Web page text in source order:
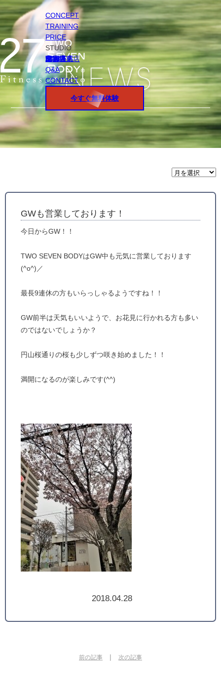
CONCEPT
TRAINING
PRICE
STUDIO
円山店
白石店
桑園店
北18条店
宮の沢店
環状通東店
STAFF
Q&A
CONTACT
今すぐ無料体験
月
間
ー
GWも営業しております！
今日からGW！！
TWO SEVEN BODYはGW中も元気に営業しております
(^o^)／
最長9連休の方もいらっしゃるようですね！！
GW前半は天気もいいようで、お花見に行かれる方も多い
のではないでしょうか？
円山桜通りの桜も少しずつ咲き始めました！！
満開になるのが楽しみです(^^)
2018.04.28
前の記事 | 次の記事